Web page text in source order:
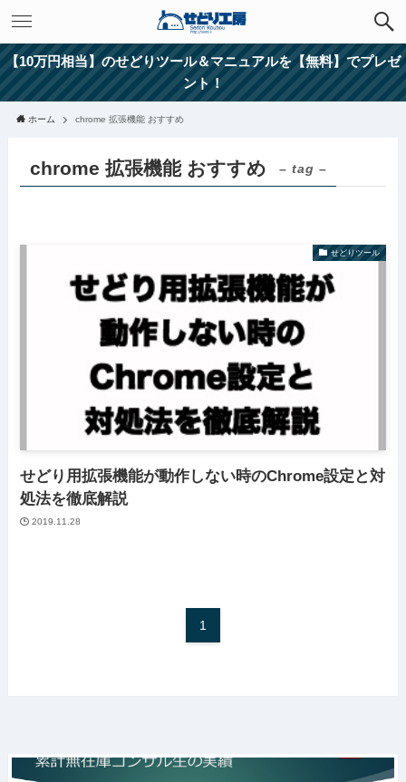
【10万円相当】のせどりツール＆マニュアルを【無料】でプレゼ
ント！
ホーム chrome 拡張機能 おすすめ
chrome 拡張機能 おすすめ – tag –
せどりツール
せどり用拡張機能が動作しない時のChrome設定と対
処法を徹底解説
2019.11.28
1